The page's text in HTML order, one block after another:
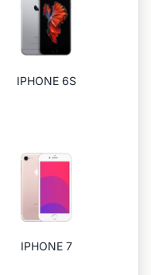
IPHONE 6S
IPHONE 7